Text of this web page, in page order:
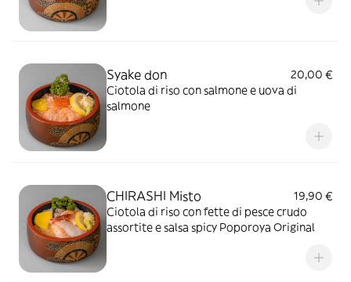
Syake don
20,00 €
Ciotola di riso con salmone e uova di
salmone
CHIRASHI Misto
19,90 €
Ciotola di riso con fette di pesce crudo
assortite e salsa spicy Poporoya Original